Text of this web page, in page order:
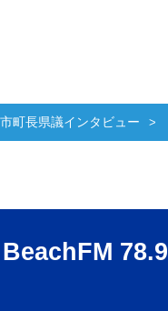
市町長県議インタビュー
78.9